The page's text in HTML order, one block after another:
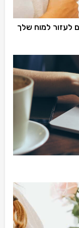
לעזור למוח שלך